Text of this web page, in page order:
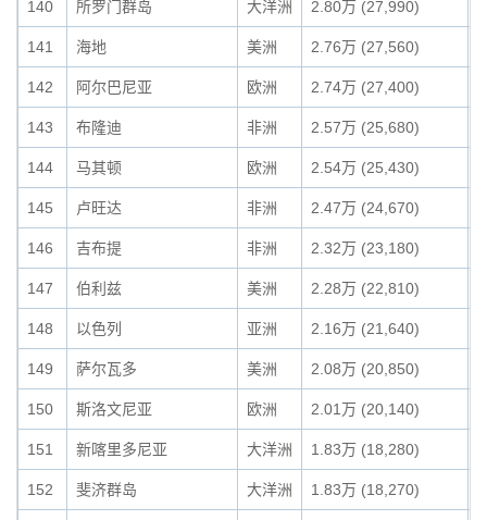
140 所罗门群岛 大洋洲 2.80万 (27,990)
141 海地 美洲 2.76万 (27,560)
142 阿尔巴尼亚 欧洲 2.74万 (27,400)
143 布隆迪 非洲 2.57万 (25,680)
144 马其顿 欧洲 2.54万 (25,430)
145 卢旺达 非洲 2.47万 (24,670)
146 吉布提 非洲 2.32万 (23,180)
147 伯利兹 美洲 2.28万 (22,810)
148 以色列 亚洲 2.16万 (21,640)
149 萨尔瓦多 美洲 2.08万 (20,850)
150 斯洛文尼亚 欧洲 2.01万 (20,140)
151 新喀里多尼亚 大洋洲 1.83万 (18,280)
152 斐济群岛 大洋洲 1.83万 (18,270)